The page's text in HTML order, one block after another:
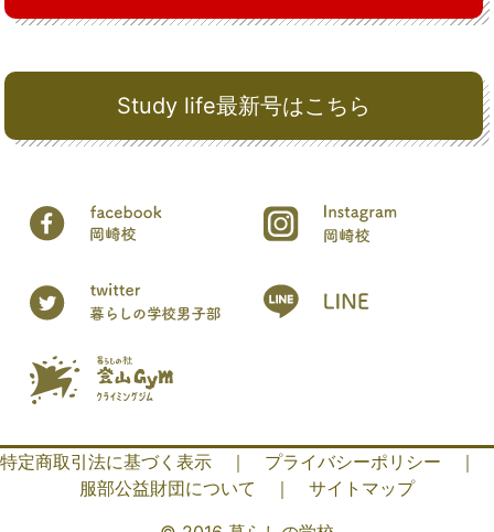
Study life最新号はこちら
特定商取引法に基づく表示 ｜ プライバシーポリシー
｜
服部公益財団について
｜
サイトマップ